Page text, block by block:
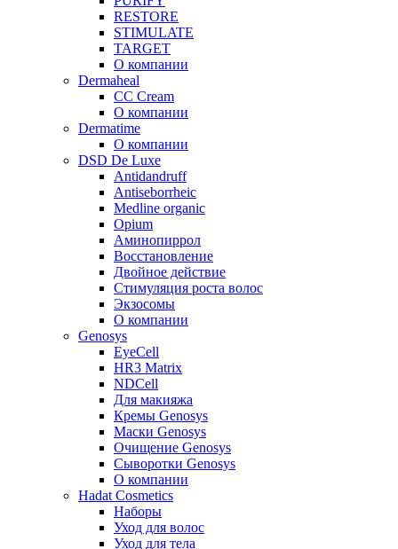
RESTORE
STIMULATE
TARGET
О компании
Dermaheal
CC Cream
О компании
Dermatime
О компании
DSD De Luxe
Antidandruff
Antiseborrheic
Medline organic
Opium
Аминопиррол
Восстановление
Двойное действие
Стимуляция роста волос
Экзосомы
О компании
Genosys
EyeCell
HR3 Matrix
NDCell
Для макияжа
Кремы Genosys
Маски Genosys
Очищение Genosys
Сыворотки Genosys
О компании
Hadat Cosmetics
Наборы
Уход для волос
Уход для тела